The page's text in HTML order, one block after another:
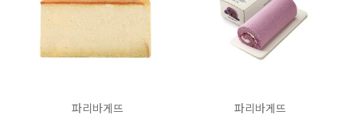
파리바게뜨 파리바게뜨